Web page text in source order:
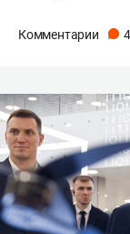
Комментарии